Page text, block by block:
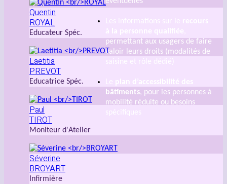
Les informations sur le recours
à la personne qualifiée,
permettant aux usagers de faire
valoir leurs droits (modalités de
saisine et rôle dédié)
Le plan d’accessibilité des
bâtiments, pour les personnes à
mobilité réduite ou besoins
spécifiques
Quentin
ROYAL
Educateur Spéc.
Laetitia
PREVOT
Educatrice Spéc.
Paul
TIROT
Moniteur d'Atelier
Séverine
BROYART
Infirmière